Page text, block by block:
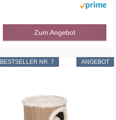
Zum Angebot
ANGEBOT
BESTSELLER NR. 7